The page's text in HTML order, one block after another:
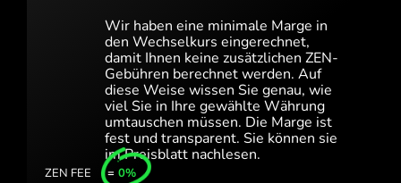
Türkiye (Türkçe)
Singapore (English)
United Kingdom (English)
International (English)
Wir haben eine minimale Marge in
den Wechselkurs eingerechnet,
damit Ihnen keine zusätzlichen ZEN-
Gebühren berechnet werden. Auf
diese Weise wissen Sie genau, wie
viel Sie in Ihre gewählte Währung
umtauschen müssen. Die Marge ist
fest und transparent. Sie können sie
im Preisblatt nachlesen.
ZEN FEE = 0%